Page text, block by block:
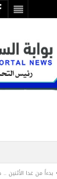
.. طيران